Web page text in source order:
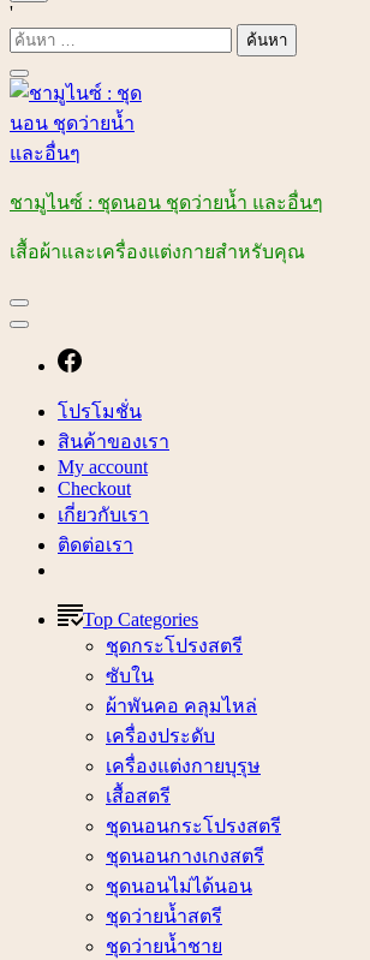
'
ค้นหา
สำหรับ:
ชามูไนซ์ : ชุดนอน ชุดว่ายน้ำ และอื่นๆ
เสื้อผ้าและเครื่องแต่งกายสำหรับคุณ
โปรโมชั่น
สินค้าของเรา
My account
Checkout
เกี่ยวกับเรา
ติดต่อเรา
Top Categories
ชุดกระโปรงสตรี
ซับใน
ผ้าพันคอ คลุมไหล่
เครื่องประดับ
เครื่องแต่งกายบุรุษ
เสื้อสตรี
ชุดนอนกระโปรงสตรี
ชุดนอนกางเกงสตรี
ชุดนอนไม่ได้นอน
ชุดว่ายน้ำสตรี
ชุดว่ายน้ำชาย